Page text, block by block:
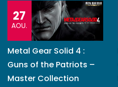
27
AOU.
Metal Gear Solid 4 :
Guns of the Patriots –
Master Collection